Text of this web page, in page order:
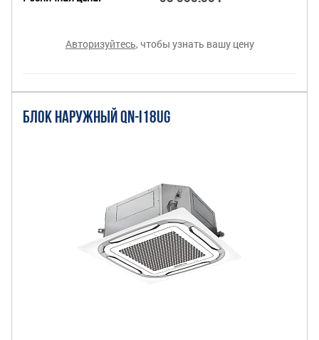
Авторизуйтесь, чтобы узнать вашу цену
БЛОК НАРУЖНЫЙ QN-I18UG